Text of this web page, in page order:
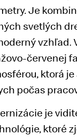
Je
svetlých
vzhľad.
červenej
ktorá
počas
je
ktoré